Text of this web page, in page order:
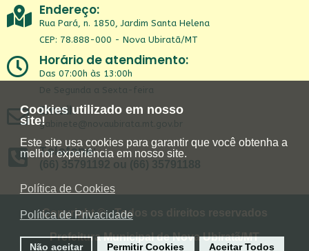
Cookies utilizado em nosso
site!
Este site usa cookies para garantir que você obtenha a
melhor experiência em nosso site.
Política de Cookies
Política de Privacidade
Não aceitar Permitir Cookies Aceitar Todos
Endereço:
Rua Pará, n. 1850, Jardim Santa Helena
CEP: 78.888-000 - Nova Ubiratã/MT
Horário de atendimento:
Das 07:00h às 13:00h
De Segunda a Sexta-feira
Email:
gabinete@novaubirata.mt.gov.br
Telefone:
(66) 35791192 ou (66) 35791188
Copyright © - Todos os direitos reservados
Prefeitura Municipal de Nova Ubiratã/MT